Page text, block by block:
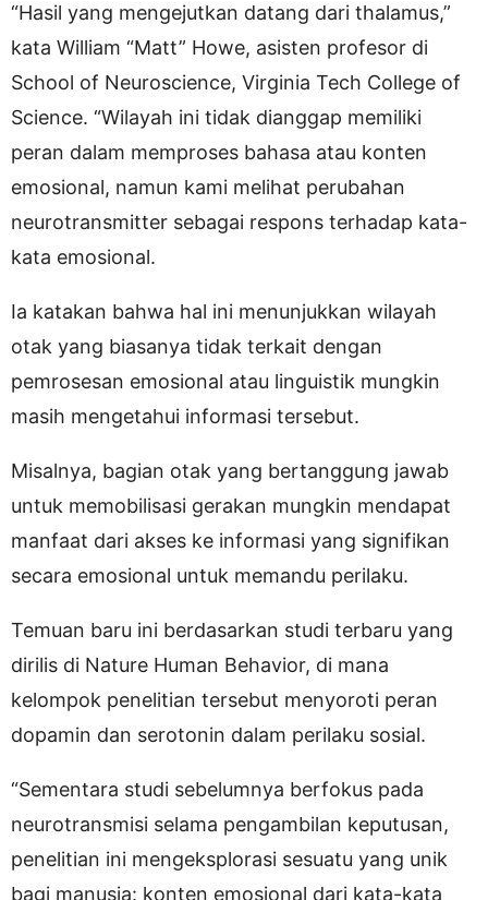
“Hasil yang mengejutkan datang dari thalamus,”
kata William “Matt” Howe, asisten profesor di
School of Neuroscience, Virginia Tech College of
Science. “Wilayah ini tidak dianggap memiliki
peran dalam memproses bahasa atau konten
emosional, namun kami melihat perubahan
neurotransmitter sebagai respons terhadap kata-
kata emosional.
Ia katakan bahwa hal ini menunjukkan wilayah
otak yang biasanya tidak terkait dengan
pemrosesan emosional atau linguistik mungkin
masih mengetahui informasi tersebut.
Misalnya, bagian otak yang bertanggung jawab
untuk memobilisasi gerakan mungkin mendapat
manfaat dari akses ke informasi yang signifikan
secara emosional untuk memandu perilaku.
Temuan baru ini berdasarkan studi terbaru yang
dirilis di Nature Human Behavior, di mana
kelompok penelitian tersebut menyoroti peran
dopamin dan serotonin dalam perilaku sosial.
“Sementara studi sebelumnya berfokus pada
neurotransmisi selama pengambilan keputusan,
penelitian ini mengeksplorasi sesuatu yang unik
bagi manusia: konten emosional dari kata-kata